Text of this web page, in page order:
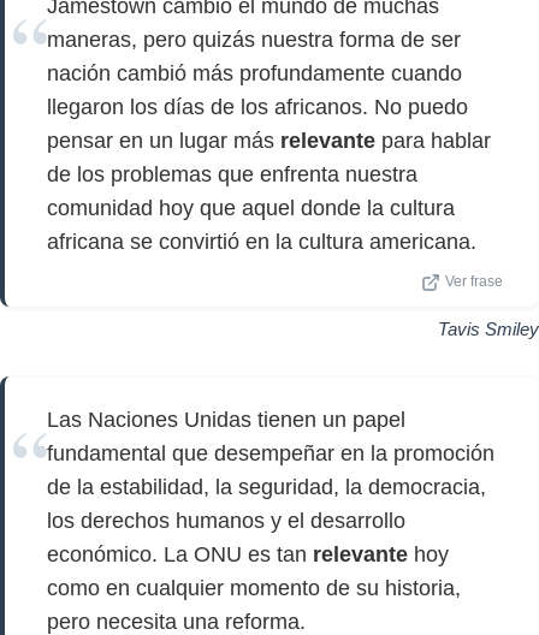
Jamestown cambió el mundo de muchas
maneras, pero quizás nuestra forma de ser
nación cambió más profundamente cuando
llegaron los días de los africanos. No puedo
pensar en un lugar más relevante para hablar
de los problemas que enfrenta nuestra
comunidad hoy que aquel donde la cultura
africana se convirtió en la cultura americana.
Ver frase
Tavis Smiley
Las Naciones Unidas tienen un papel
fundamental que desempeñar en la promoción
de la estabilidad, la seguridad, la democracia,
los derechos humanos y el desarrollo
económico. La ONU es tan relevante hoy
como en cualquier momento de su historia,
pero necesita una reforma.